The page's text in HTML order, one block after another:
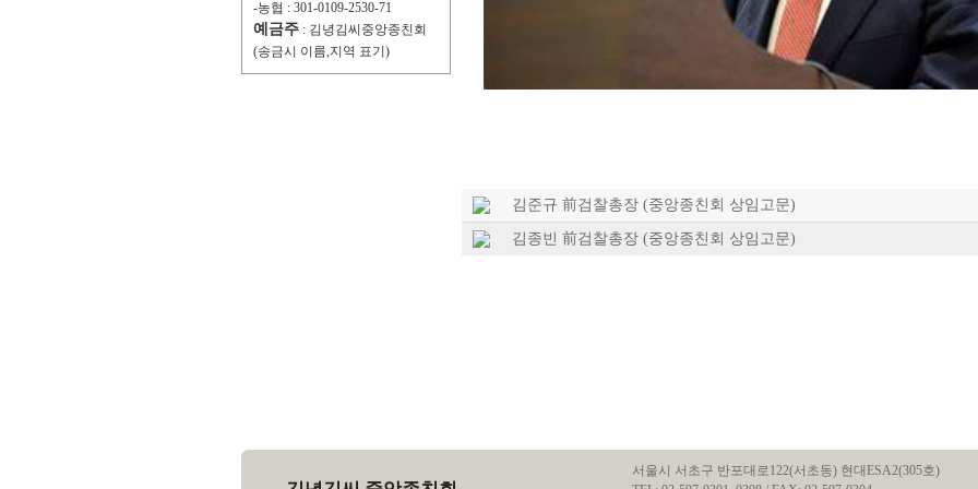
-농협 : 301-0109-2530-71
예금주 : 김녕김씨중앙종친회
(송금시 이름,지역 표기)
김준규 前검찰총장 (중앙종친회 상임고문)
김종빈 前검찰총장 (중앙종친회 상임고문)
서울시 서초구 반포대로122(서초동) 현대ESA2(305호)